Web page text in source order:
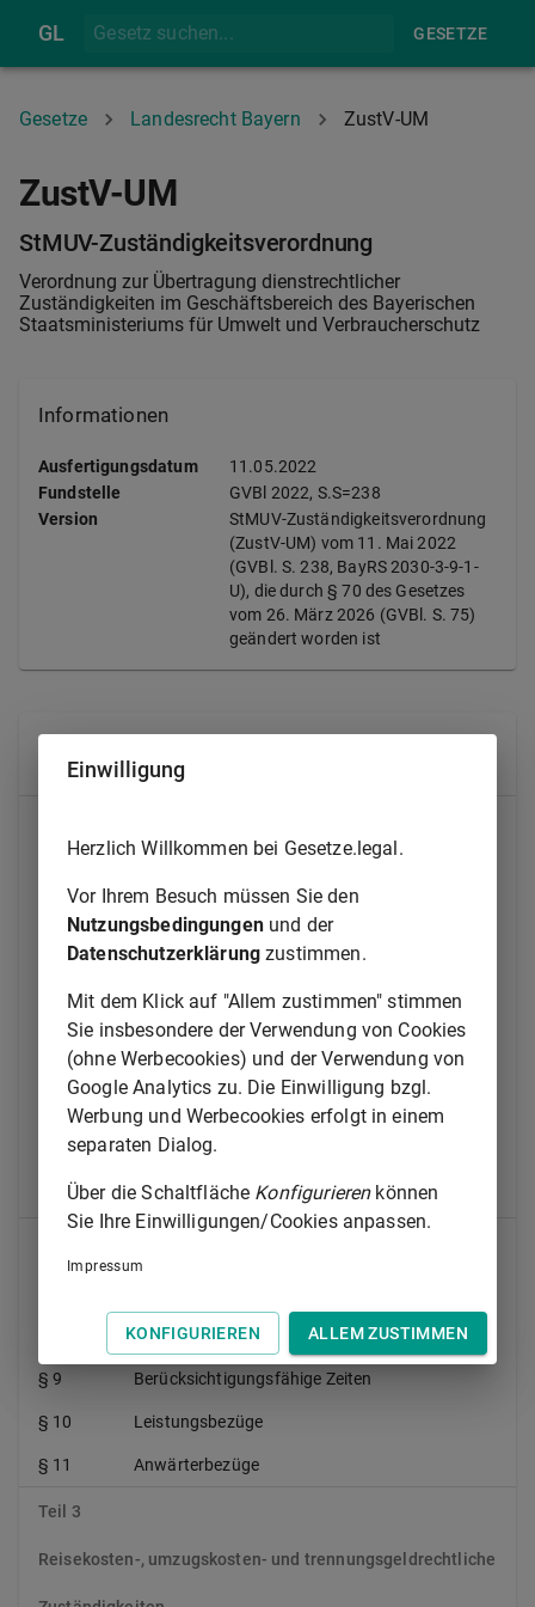
GL GESETZE
Gesetze Landesrecht Bayern ZustV-UM
ZustV-UM
StMUV-Zuständigkeitsverordnung
Verordnung zur Übertragung dienstrechtlicher
Zuständigkeiten im Geschäftsbereich des Bayerischen
Staatsministeriums für Umwelt und Verbraucherschutz
Informationen
Ausfertigungsdatum
11.05.2022
Fundstelle
GVBl 2022, S.S=238
Version
StMUV-Zuständigkeitsverordnung
(ZustV-UM) vom 11. Mai 2022
(GVBl. S. 238, BayRS 2030-3-9-1-
U), die durch § 70 des Gesetzes
vom 26. März 2026 (GVBl. S. 75)
geändert worden ist
Ernennung
Abordnung, Versetzung und Zuweisung
Sonstige beamtenrechtliche Zuständigkeiten
Laufbahnrechtliche Zuständigkeiten
Regelung der Arbeitszeit
Beurlaubung und Elternzeit von
Behördenleitungen
Jubiläumszuwendung
Anweisung des dienstlichen Wohnsitzes
§ 9 Berücksichtigungsfähige Zeiten
§ 10 Leistungsbezüge
§ 11 Anwärterbezüge
Teil 3
Reisekosten-, umzugskosten- und trennungsgeldrechtliche
Einwilligung
Herzlich Willkommen bei Gesetze.legal.
Vor Ihrem Besuch müssen Sie den
Nutzungsbedingungenund der
Datenschutzerklärung zustimmen.
Mit dem Klick auf "Allem zustimmen" stimmen
Sie insbesondere der Verwendung von Cookies
(ohne Werbecookies) und der Verwendung von
Google Analytics zu. Die Einwilligung bzgl.
Werbung und Werbecookies erfolgt in einem
separaten Dialog.
Über die Schaltfläche Konfigurierenkönnen
Sie Ihre Einwilligungen/Cookies anpassen.
Impressum
KONFIGURIEREN ALLEM ZUSTIMMEN